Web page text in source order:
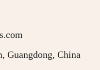
Guangdong, China